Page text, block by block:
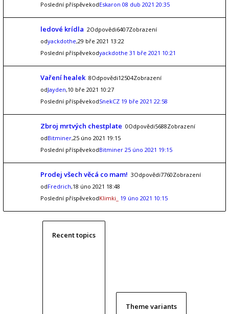
Poslední příspěvekodEskaron 08 dub 2021 20:35
ledové krídla 2Odpovědi6407Zobrazení
odyackdothe,29 bře 2021 13:22
Poslední příspěvekodyackdothe 31 bře 2021 10:21
Vaření healek 8Odpovědi12504Zobrazení
odJayden,10 bře 2021 10:27
Poslední příspěvekodSnekCZ 19 bře 2021 22:58
Zbroj mrtvých chestplate 0Odpovědi5688Zobrazení
odBitminer,25 úno 2021 19:15
Poslední příspěvekodBitminer 25 úno 2021 19:15
Prodej všech věcá co mam! 3Odpovědi7760Zobrazení
odFredrich,18 úno 2021 18:48
Poslední příspěvekodKlimki_ 19 úno 2021 10:15
Recent topics
Theme variants